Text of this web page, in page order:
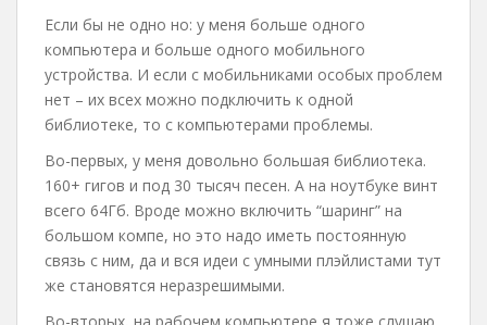
Если бы не одно но: у меня больше одного
компьютера и больше одного мобильного
устройства. И если с мобильниками особых проблем
нет – их всех можно подключить к одной
библиотеке, то с компьютерами проблемы.
Во-первых, у меня довольно большая библиотека.
160+ гигов и под 30 тысяч песен. А на ноутбуке винт
всего 64Гб. Вроде можно включить “шаринг” на
большом компе, но это надо иметь постоянную
связь с ним, да и вся идеи с умными плэйлистами тут
же становятся неразрешимыми.